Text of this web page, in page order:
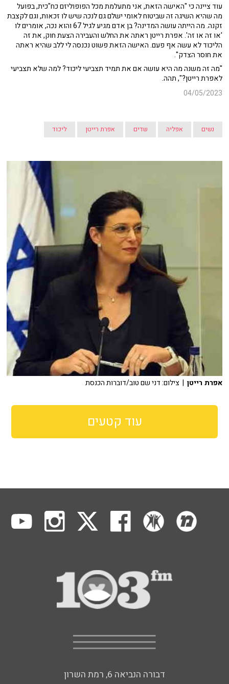
עוד ציינה כי "האישה הזאת, אני מתעלמת מכל הפופוליזם כח"כית, בפועל
מה שהיא השיגה זה שביטוח לאומי ישלם גם לנכה שיש לו זכאות, וגם לקצבת
זקנה. מה הייתה עושה המדינה? בן אדם מגיע לגיל 67 והוא נכה, אומרים לו
'או זה או זה'. אפרת רייטן ראתה את החלש והעבירה הצעת חוק, את זה
הליכוד לא עשה אף פעם. האישה הזאת פשוט נכנסה לי ללב שהיא ראתה
את חוסר הצדק".
"מה זה משנה מה היא עושה אם את תמיד תצביעי ליכוד? למה שלא תצביעי
לאפרת רייטן?", תהה.
04/05/2023
נשים אפליה שדים אפרת רייטן ליכוד
אפרת רייטן | צילום: דני שם טוב/דוברות הכנסת
עוד קטעים
דבורה הנביאה 6, רמת השרון